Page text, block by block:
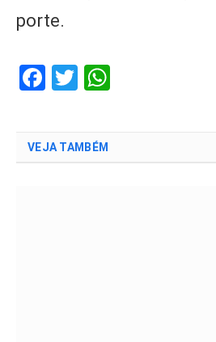
porte.
Facebook
Twitter
VEJA TAMBÉM